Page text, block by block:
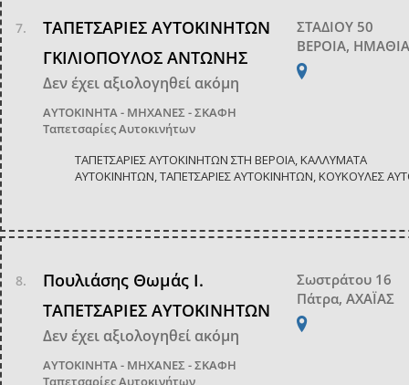
ΤΑΠΕΤΣΑΡΙΕΣ ΑΥΤΟΚΙΝΗΤΩΝ
ΓΚΙΛΙΟΠΟΥΛΟΣ ΑΝΤΩΝΗΣ
Δεν έχει αξιολογηθεί ακόμη
ΑΥΤΟΚΙΝΗΤΑ - ΜΗΧΑΝΕΣ - ΣΚΑΦΗ
Ταπετσαρίες Αυτοκινήτων
ΣΤΑΔΙΟΥ 50
ΒΕΡΟΙΑ,
ΤΑΠΕΤΣΑΡΙΕΣ ΑΥΤΟΚΙΝΗΤΩΝ ΣΤΗ ΒΕΡΟΙΑ, ΚΑΛΛΥΜΑΤΑ
ΑΥΤΟΚΙΝΗΤΩΝ, ΤΑΠΕΤΣΑΡΙΕΣ ΑΥΤΟΚΙΝΗΤΩΝ, ΚΟΥΚΟΥΛΕΣ
Πουλιάσης Θωμάς Ι.
ΤΑΠΕΤΣΑΡΙΕΣ ΑΥΤΟΚΙΝΗΤΩΝ
Δεν έχει αξιολογηθεί ακόμη
ΑΥΤΟΚΙΝΗΤΑ - ΜΗΧΑΝΕΣ - ΣΚΑΦΗ
Ταπετσαρίες Αυτοκινήτων
Σωστράτου 16
Πάτρα, ΑΧΑΪΑΣ